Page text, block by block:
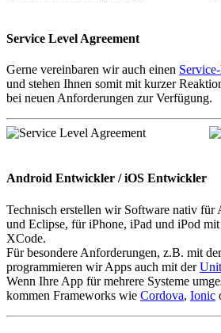
Service Level Agreement
Gerne vereinbaren wir auch einen
und stehen Ihnen somit mit kurzer
bei neuen Anforderungen zur Verfügung.
Android Entwickler / iOS Entwickler
Technisch erstellen wir Software nativ
und Eclipse, für iPhone, iPad und iPod
XCode.
Für besondere Anforderungen, z.B. mit
programmieren wir Apps auch mit der
Wenn Ihre App für mehrere Systeme
kommen Frameworks wie Cordova, Ionic